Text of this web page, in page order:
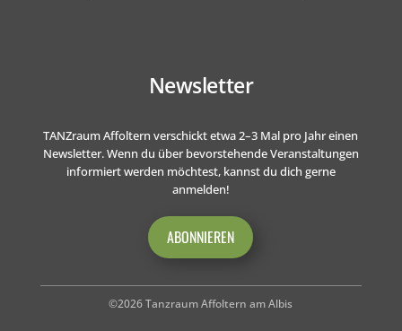
Newsletter
TANZraum Affoltern verschickt etwa 2–3 Mal pro Jahr einen
Newsletter. Wenn du über bevorstehende Veranstaltungen
informiert werden möchtest, kannst du dich gerne
anmelden!
ABONNIEREN
©2026 Tanzraum Affoltern am Albis